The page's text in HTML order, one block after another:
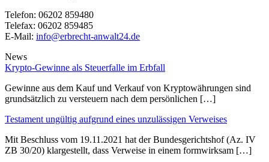
Telefon: 06202 859480
Telefax: 06202 859485
E-Mail: info@erbrecht-anwalt24.de
News
Krypto-Gewinne als Steuerfalle im Erbfall
Gewinne aus dem Kauf und Verkauf von Kryptowährungen sind
grundsätzlich zu versteuern nach dem persönlichen […]
Testament ungültig aufgrund eines unzulässigen Verweises
Mit Beschluss vom 19.11.2021 hat der Bundesgerichtshof (Az. IV
ZB 30/20) klargestellt, dass Verweise in einem formwirksam […]